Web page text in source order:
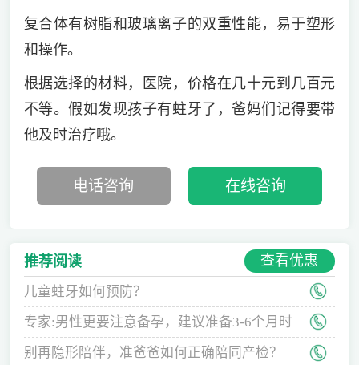
复合体有树脂和玻璃离子的双重性能，易于塑形
和操作。
根据选择的材料，医院，价格在几十元到几百元
不等。假如发现孩子有蛀牙了，爸妈们记得要带
他及时治疗哦。
电话咨询 在线咨询
推荐阅读 查看优惠
儿童蛀牙如何预防？
专家:男性更要注意备孕，建议准备3-6个月时
间
别再隐形陪伴，准爸爸如何正确陪同产检？